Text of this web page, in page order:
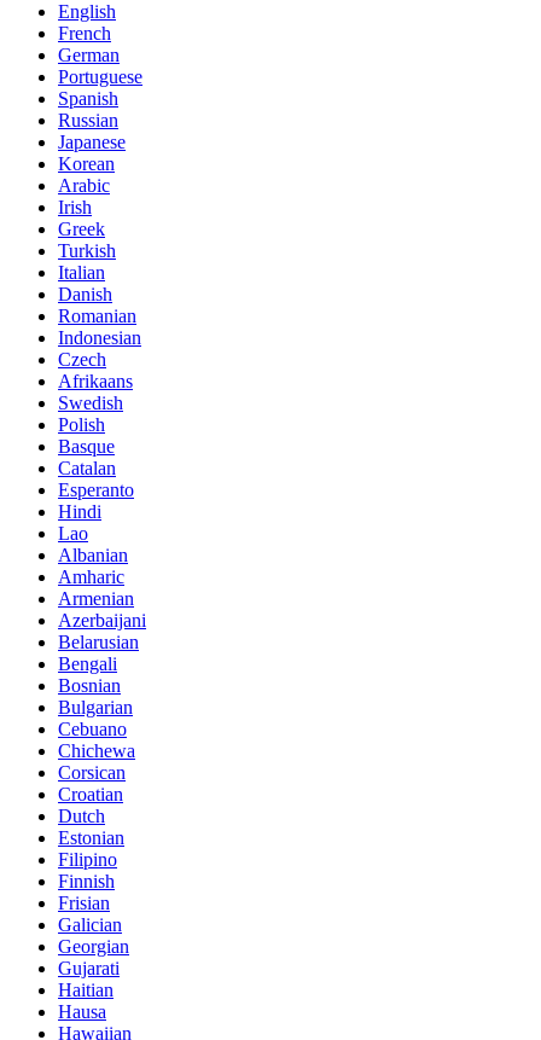
English
French
German
Portuguese
Spanish
Russian
Japanese
Korean
Arabic
Irish
Greek
Turkish
Italian
Danish
Romanian
Indonesian
Czech
Afrikaans
Swedish
Polish
Basque
Catalan
Esperanto
Hindi
Lao
Albanian
Amharic
Armenian
Azerbaijani
Belarusian
Bengali
Bosnian
Bulgarian
Cebuano
Chichewa
Corsican
Croatian
Dutch
Estonian
Filipino
Finnish
Frisian
Galician
Georgian
Gujarati
Haitian
Hausa
Hawaiian